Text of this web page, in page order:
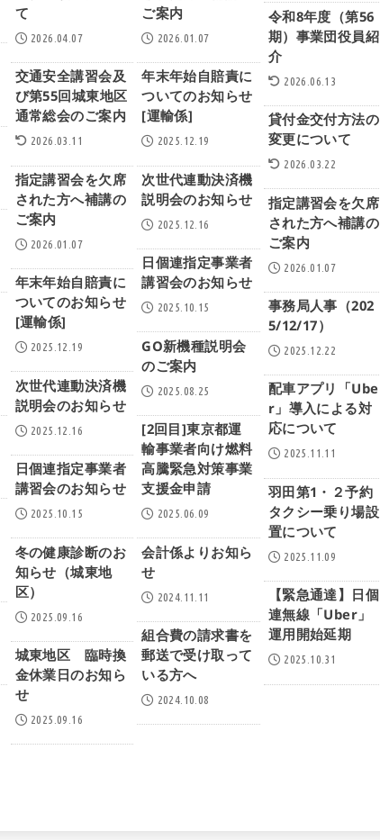
て
2026.04.07
交通安全講習会及
び第55回城東地区
通常総会のご案内
2026.03.11
指定講習会を欠席
された方へ補講の
ご案内
2026.01.07
年末年始自賠責に
ついてのお知らせ
[運輸係]
2025.12.19
次世代連動決済機
説明会のお知らせ
2025.12.16
日個連指定事業者
講習会のお知らせ
2025.10.15
冬の健康診断のお
知らせ（城東地
区）
2025.09.16
城東地区 臨時換
金休業日のお知ら
せ
2025.09.16
ご案内
2026.01.07
年末年始自賠責に
ついてのお知らせ
[運輸係]
2025.12.19
次世代連動決済機
説明会のお知らせ
2025.12.16
日個連指定事業者
講習会のお知らせ
2025.10.15
GO新機種説明会
のご案内
2025.08.25
[2回目]東京都運
輸事業者向け燃料
高騰緊急対策事業
支援金申請
2025.06.09
会計係よりお知ら
せ
2024.11.11
組合費の請求書を
郵送で受け取って
いる方へ
2024.10.08
令和8年度（第56
期）事業団役員紹
介
2026.06.13
貸付金交付方法の
変更について
2026.03.22
指定講習会を欠席
された方へ補講の
ご案内
2026.01.07
事務局人事（202
5/12/17）
2025.12.22
配車アプリ「Ube
r」導入による対
応について
2025.11.11
羽田第1・２予約
タクシー乗り場設
置について
2025.11.09
【緊急通達】日個
連無線「Uber」
運用開始延期
2025.10.31